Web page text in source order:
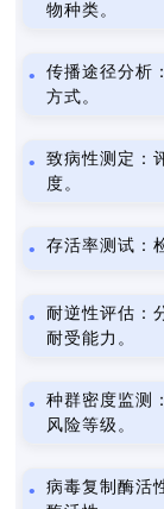
物种类。
传播途径分析
方式。
致病性测定：
度。
存活率测试：
耐逆性评估：
耐受能力。
种群密度监测
风险等级。
病毒复制酶活